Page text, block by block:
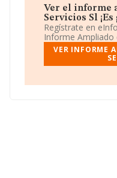
actividad de
'Intermediarios del
cuyo Código es 4619.
importación y/o
En cuanto al
comparado con el año
Ver el informe
Servicios Sl ¡Es
Regístrate en
Informe Ampliado
VER INFORME